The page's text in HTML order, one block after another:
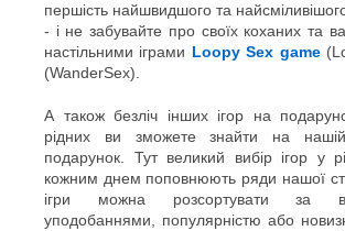
першість найшвидшого та
і не забувайте про своїх коханих та
настільними іграми Loopy Sex game
(WanderSex).
А також безліч інших ігор на
рідних ви зможете знайти на
подарунок. Тут великий вибір ігор у
кожним днем поповнюють ряди нашої
ігри можна розсортувати за
уподобаннями, популярністю або